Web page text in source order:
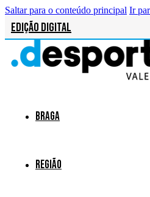
Saltar para o conteúdo principal Ir
Edição Digital
Braga
Região